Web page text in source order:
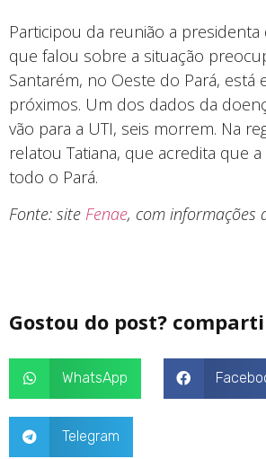
Participou da reunião a presidenta
que falou sobre a situação
Santarém, no Oeste do Pará,
próximos. Um dos dados da
vão para a UTI, seis morrem. Na
relatou Tatiana, que acredita que
todo o Pará.
Fonte: site Fenae, com informações
Gostou do post?
WhatsApp
Telegram